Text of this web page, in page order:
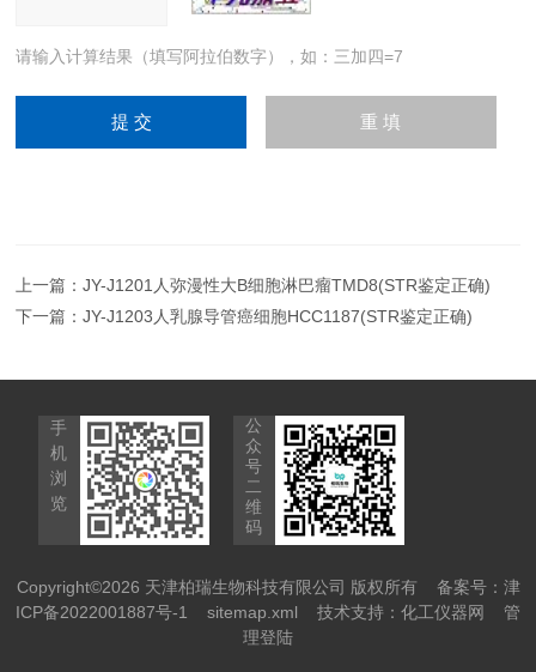
请输入计算结果（填写阿拉伯数字），如：三加四=7
上一篇：JY-J1201人弥漫性大B细胞淋巴瘤TMD8(STR鉴定正确)
下一篇：JY-J1203人乳腺导管癌细胞HCC1187(STR鉴定正确)
手
机
浏
览
公
众
号
二
维
码
Copyright©2026 天津柏瑞生物科技有限公司 版权所有 备案号：津
ICP备2022001887号-1
sitemap.xml 技术支持： 化工仪器网
管
理登陆